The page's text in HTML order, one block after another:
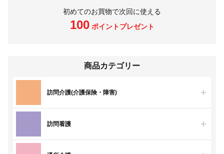
初めてのお買物で次回に使える
100ポイントプレゼント
商品カテゴリー
訪問介護(介護保険・障害)
訪問看護